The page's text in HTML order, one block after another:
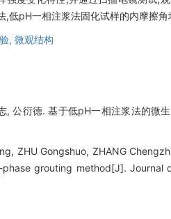
pH一相注浆法固化试样的内摩擦
, 微观结构
, 公衍德. 基于低pH一相注浆法的
ZHU Gongshuo, ZHANG
grouting method[J]. Journal